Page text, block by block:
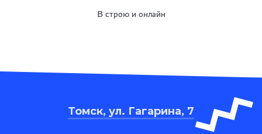
В строю и онлайн
Томск, ул. Гагарина, 7